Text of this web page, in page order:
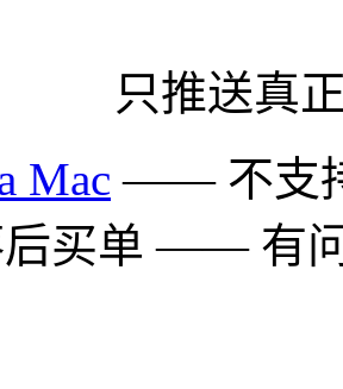
只推送真
Mac —— 不支
买单 —— 有